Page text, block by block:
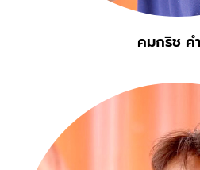
คมกริช ค